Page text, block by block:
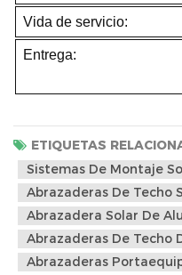
Vida de servicio:
Entrega:
ETIQUETAS
Sistemas De Montaje
Abrazaderas De Techo
Abrazadera Solar De
Abrazaderas De Techo
Abrazaderas